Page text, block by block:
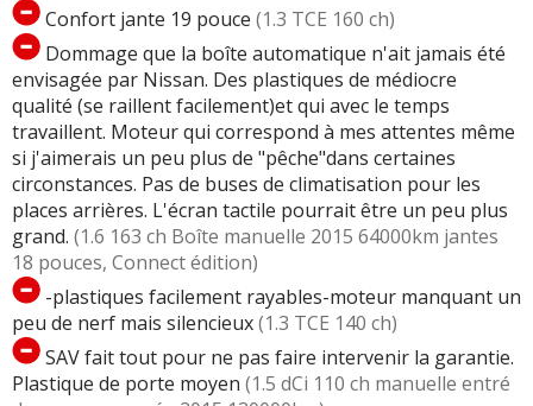
Confort jante 19 pouce (1.3 TCE 160 ch)
Dommage que la boîte automatique n'ait jamais été
envisagée par Nissan. Des plastiques de médiocre
qualité (se raillent facilement)et qui avec le temps
travaillent. Moteur qui correspond à mes attentes même
si j'aimerais un peu plus de "pêche"dans certaines
circonstances. Pas de buses de climatisation pour les
places arrières. L'écran tactile pourrait être un peu plus
grand. (1.6 163 ch Boîte manuelle 2015 64000km jantes
18 pouces, Connect édition)
-plastiques facilement rayables-moteur manquant un
peu de nerf mais silencieux(1.3 TCE 140 ch)
SAV fait tout pour ne pas faire intervenir la garantie.
Plastique de porte moyen (1.5 dCi 110 ch manuelle entré